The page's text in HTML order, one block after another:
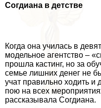
Согдиана в детстве
Когда она училась в
модельное агентство –
прошла кастинг, но за
семье лишних денег не
учат правильно ходить и
пою на всех
рассказывала Согдиана.